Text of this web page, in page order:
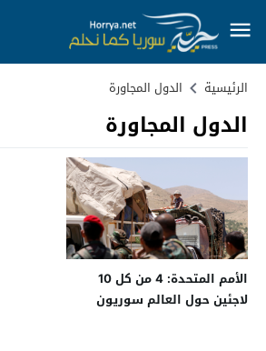
الرئيسية الدول المجاورة
الدول المجاورة
الأمم المتحدة: 4 من كل 10
لاجئين حول العالم سوريون